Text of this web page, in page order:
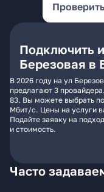
Подключить
Березовая в
В 2026 году на ул
предлагают 3
83. Вы можете выбрать
Мбит/с. Цены на услуги
Подайте заявку на
и стоимость.
Часто